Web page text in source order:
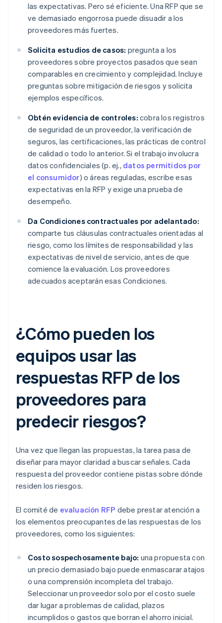
las expectativas. Pero sé eficiente. Una RFP que se
ve demasiado engorrosa puede disuadir a los
proveedores más fuertes.
Solicita estudios de casos: pregunta a los
proveedores sobre proyectos pasados que sean
comparables en crecimiento y complejidad. Incluye
preguntas sobre mitigación de riesgos y solicita
ejemplos específicos.
Obtén evidencia de controles: cobra los registros
de seguridad de un proveedor, la verificación de
seguros, las certificaciones, las prácticas de control
de calidad o todo lo anterior. Si el trabajo involucra
datos confidenciales (p. ej., datos permitidos por
el consumidor) o áreas reguladas, escribe esas
expectativas en la RFP y exige una prueba de
desempeño.
Da Condiciones contractuales por adelantado:
comparte tus cláusulas contractuales orientadas al
riesgo, como los límites de responsabilidad y las
expectativas de nivel de servicio, antes de que
comience la evaluación. Los proveedores
adecuados aceptarán esas Condiciones.
¿Cómo pueden los
equipos usar las
respuestas RFP de los
proveedores para
predecir riesgos?
Una vez que llegan las propuestas, la tarea pasa de
diseñar para mayor claridad a buscar señales. Cada
respuesta del proveedor contiene pistas sobre dónde
residen los riesgos.
El comité de evaluación RFP debe prestar atención a
los elementos preocupantes de las respuestas de los
proveedores, como los siguientes:
Costo sospechosamente bajo: una propuesta con
un precio demasiado bajo puede enmascarar atajos
o una comprensión incompleta del trabajo.
Seleccionar un proveedor solo por el costo suele
dar lugar a problemas de calidad, plazos
incumplidos o gastos que borran el ahorro inicial.